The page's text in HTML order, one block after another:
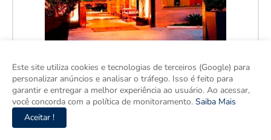
Este site utiliza cookies e tecnologias de terceiros (Google) para
personalizar anúncios e analisar o tráfego. Isso é feito para
garantir e entregar a melhor experiência ao usuário. Ao acessar,
você concorda com a política de monitoramento. Saiba Mais
Aceitar !